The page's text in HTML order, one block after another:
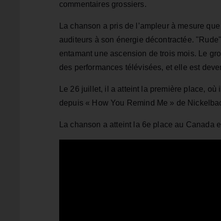
commentaires grossiers.
La chanson a pris de l’ampleur à mesure
auditeurs à son énergie décontractée.
entamant une ascension de trois mois. Le
des performances télévisées, et elle est
Le 26 juillet, il a atteint la première place,
depuis « How You Remind Me » de
La chanson a atteint la 6e place au Canada